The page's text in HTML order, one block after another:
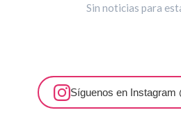
Sin noticias para
Síguenos en Instagram